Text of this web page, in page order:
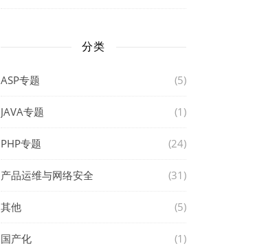
分类
ASP专题 (5)
JAVA专题 (1)
PHP专题 (24)
产品运维与网络安全 (31)
其他 (5)
国产化 (1)